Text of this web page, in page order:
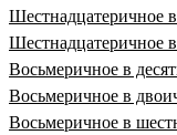
Шестнадцатеричное
Шестнадцатеричное
Восьмеричное в
Восьмеричное в
Восьмеричное в